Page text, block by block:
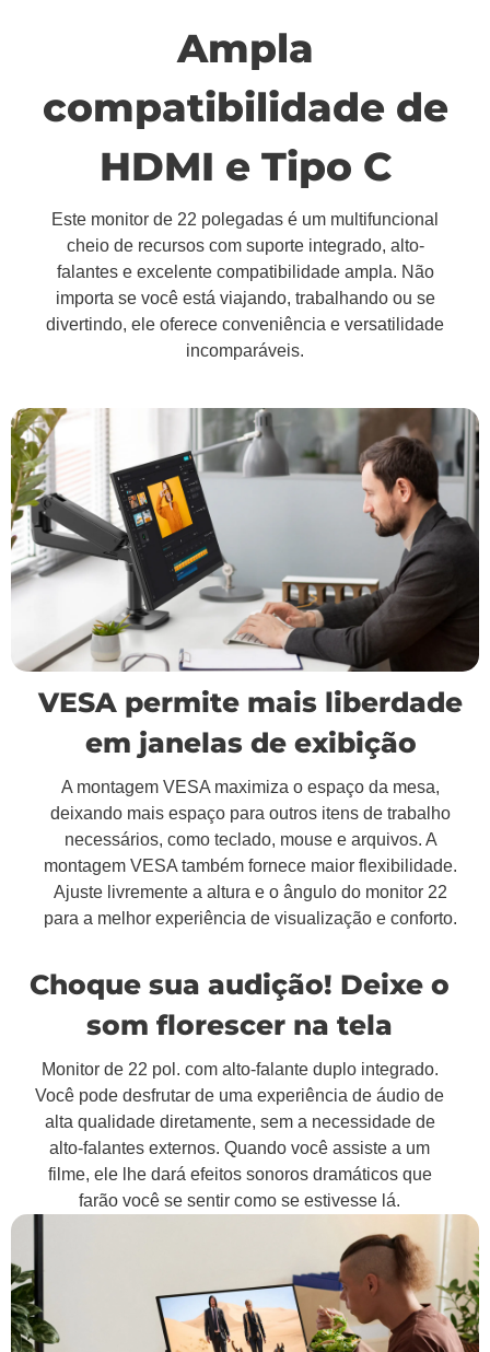
Ampla
compatibilidade de
HDMI e Tipo C
Este monitor de 22 polegadas é um multifuncional
cheio de recursos com suporte integrado, alto-
falantes e excelente compatibilidade ampla. Não
importa se você está viajando, trabalhando ou se
divertindo, ele oferece conveniência e versatilidade
incomparáveis.
VESA permite mais liberdade
em janelas de exibição
A montagem VESA maximiza o espaço da mesa,
deixando mais espaço para outros itens de trabalho
necessários, como teclado, mouse e arquivos. A
montagem VESA também fornece maior flexibilidade.
Ajuste livremente a altura e o ângulo do monitor 22
para a melhor experiência de visualização e conforto.
Choque sua audição! Deixe o
som florescer na tela
Monitor de 22 pol. com alto-falante duplo integrado.
Você pode desfrutar de uma experiência de áudio de
alta qualidade diretamente, sem a necessidade de
alto-falantes externos. Quando você assiste a um
filme, ele lhe dará efeitos sonoros dramáticos que
farão você se sentir como se estivesse lá.